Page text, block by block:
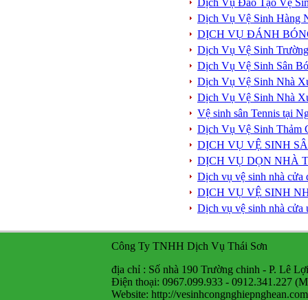
Dịch Vụ Đào Tạo Vệ
Dịch Vụ Vệ Sinh Hàng
DỊCH VỤ ĐÁNH
Dịch Vụ Vệ Sinh
Dịch Vụ Vệ Sinh Sân
Dịch Vụ Vệ Sinh Nhà
Dịch Vụ Vệ Sinh Nhà
Vệ sinh sân Tennis tại
Dịch Vụ Vệ Sinh Thảm
DỊCH VỤ VỆ SINH
DỊCH VỤ DỌN NHÀ
Dịch vụ vệ sinh nhà
DỊCH VỤ VỆ SINH
Dịch vụ vệ sinh nhà
Công Ty TNHH Dịch Vụ Thái Sơn
địa chỉ : Số nhà 190 Trường chinh - P. Lê
Điện thoại: 0967.099.933 - 0912.341.227
Website: http://vesinhcongnghiepnghean.com